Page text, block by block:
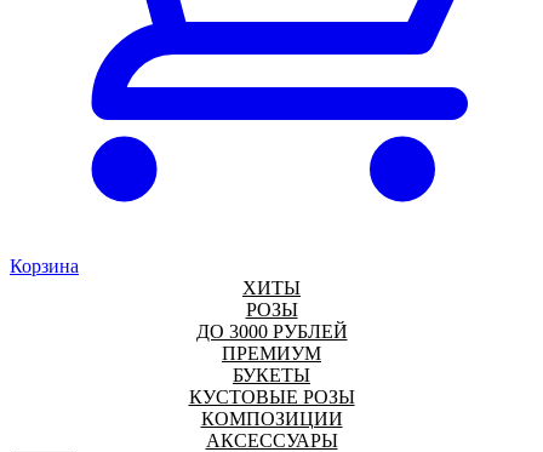
Корзина
ХИТЫ
РОЗЫ
ДО 3000 РУБЛЕЙ
ПРЕМИУМ
БУКЕТЫ
КУСТОВЫЕ РОЗЫ
КОМПОЗИЦИИ
АКСЕССУАРЫ